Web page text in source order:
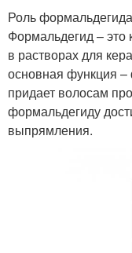
Роль
Формальдегид –
в растворах для
основная функция –
придает волосам
формальдегиду
выпрямления.